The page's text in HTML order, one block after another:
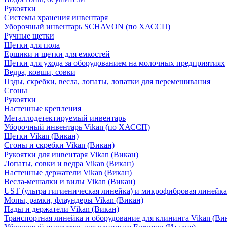
Рукоятки
Системы хранения инвентаря
Уборочный инвентарь SCHAVON (по ХАССП)
Ручные щетки
Щетки для пола
Ершики и щетки для емкостей
Щетки для ухода за оборудованием на молочных предприятиях
Ведра, ковши, совки
Пэды, скребки, весла, лопаты, лопатки для перемешивания
Сгоны
Рукоятки
Настенные крепления
Металлодетектируемый инвентарь
Уборочный инвентарь Vikan (по ХАССП)
Щетки Vikan (Викан)
Сгоны и скребки Vikan (Викан)
Рукоятки для инвентаря Vikan (Викан)
Лопаты, совки и ведра Vikan (Викан)
Настенные держатели Vikan (Викан)
Весла-мешалки и вилы Vikan (Викан)
UST (ультра гигиеническая линейка) и микрофибровая линейка
Мопы, рамки, флаундеры Vikan (Викан)
Пады и держатели Vikan (Викан)
Транспортная линейка и оборудование для клининга Vikan